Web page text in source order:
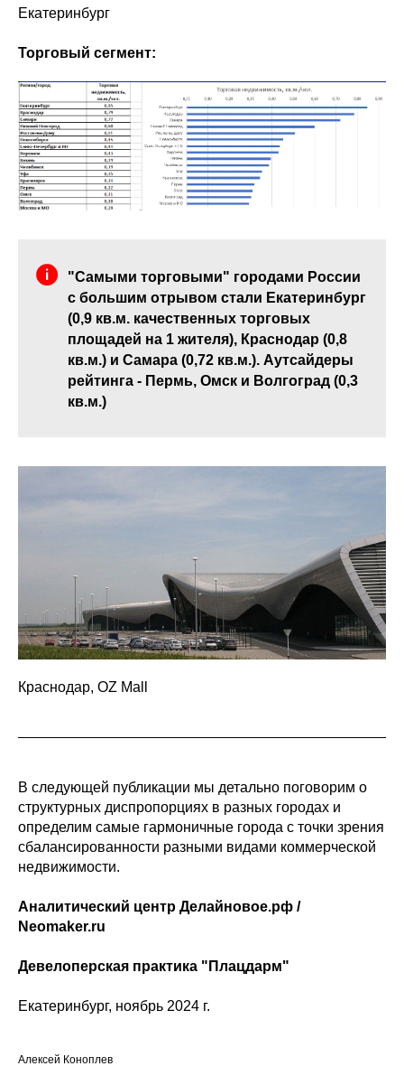
Екатеринбург
Торговый сегмент:
"Самыми торговыми" городами России
с большим отрывом стали Екатеринбург
(0,9 кв.м. качественных торговых
площадей на 1 жителя), Краснодар (0,8
кв.м.) и Самара (0,72 кв.м.). Аутсайдеры
рейтинга - Пермь, Омск и Волгоград (0,3
кв.м.)
Краснодар, OZ Mall
В следующей публикации мы детально поговорим о
структурных диспропорциях в разных городах и
определим самые гармоничные города с точки зрения
сбалансированности разными видами коммерческой
недвижимости.
Аналитический центр Делайновое.рф /
Neomaker.ru
Девелоперская практика "Плацдарм"
Екатеринбург, ноябрь 2024 г.
Алексей Коноплев